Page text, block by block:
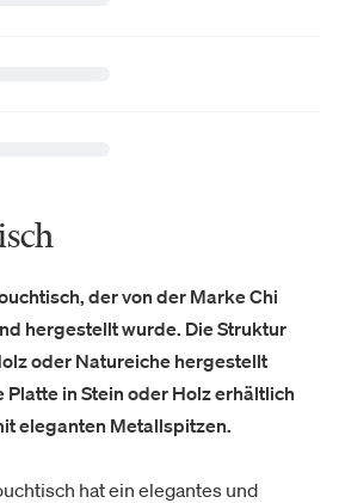
der von der Marke Chi
hergestellt wurde. Die Struktur
oder Natureiche hergestellt
in Stein oder Holz erhältlich
eleganten Metallspitzen.
hat ein elegantes und